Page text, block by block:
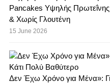
Pancakes Υψηλής
& Χωρίς Γλουτένη
15 June 2026
Δεν Έχω Χρόνο για Μένα»: